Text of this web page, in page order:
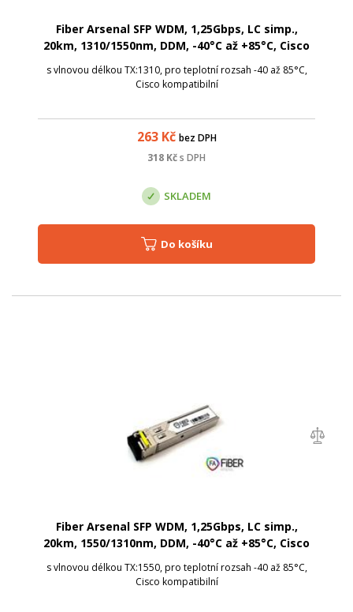
Fiber Arsenal SFP WDM, 1,25Gbps, LC simp.,
20km, 1310/1550nm, DDM, -40°C až +85°C, Cisco
s vlnovou délkou TX:1310, pro teplotní rozsah -40 až 85°C,
Cisco kompatibilní
263Kč bez DPH
318 Kčs DPH
SKLADEM
Do košíku
Fiber Arsenal SFP WDM, 1,25Gbps, LC simp.,
20km, 1550/1310nm, DDM, -40°C až +85°C, Cisco
s vlnovou délkou TX:1550, pro teplotní rozsah -40 až 85°C,
Cisco kompatibilní